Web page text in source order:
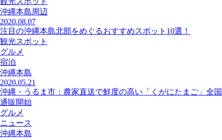
沖縄本島周辺
2020.08.07
注目の沖縄本島北部をめぐるおすすめスポット10選！
観光スポット
グルメ
宿泊
沖縄本島
2020.05.21
沖縄・うるま市：農家直送で鮮度の高い「くがにたまご」全国
通販開始
グルメ
ニュース
沖縄本島